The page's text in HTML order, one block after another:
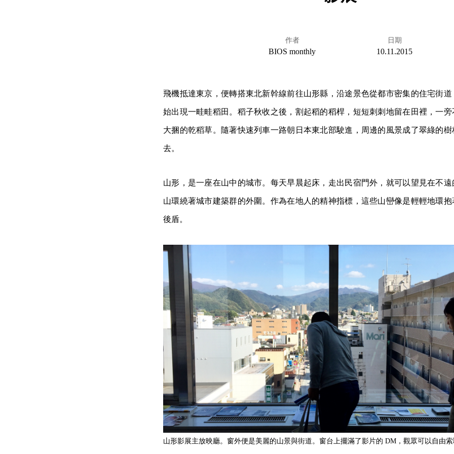
作者
BIOS monthly
日期
10.11.2015
飛機抵達東京，便轉搭東北新幹線前往山形縣，沿途景色從都市密集的住宅街
始出現一畦畦稻田。稻子秋收之後，割起稻的稻桿，短短刺刺地留在田裡，一
大捆的乾稻草。隨著快速列車一路朝日本東北部駛進，周邊的風景成了翠綠的
去。
山形，是一座在山中的城市。每天早晨起床，走出民宿門外，就可以望見在不
山環繞著城市建築群的外圍。作為在地人的精神指標，這些山巒像是輕輕地環
後盾。
山形影展主放映廳。窗外便是美麗的山景與街道。窗台上擺滿了影片的 DM，觀眾可以自由